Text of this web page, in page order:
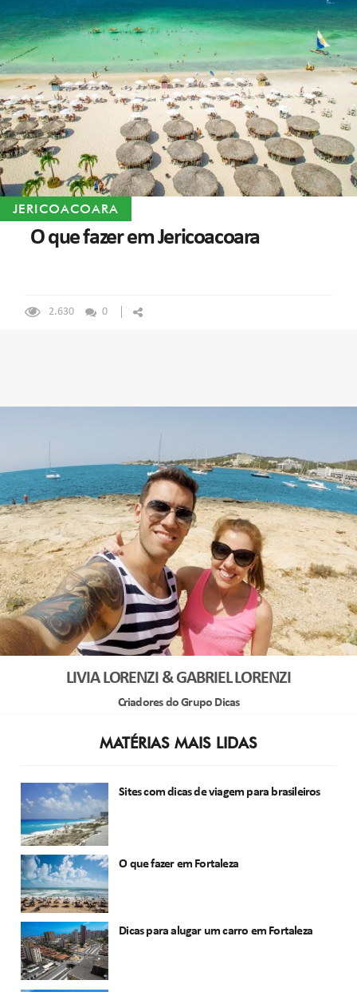
JERICOACOARA
O que fazer em Jericoacoara
2.630 0
LIVIA LORENZI & GABRIEL LORENZI
Criadores do Grupo Dicas
MATÉRIAS MAIS LIDAS
Sites com dicas de viagem para brasileiros
O que fazer em Fortaleza
Dicas para alugar um carro em Fortaleza